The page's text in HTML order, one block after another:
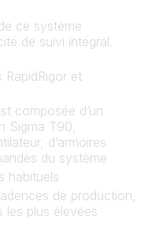
ce système
de suivi intégral.
et
composée d’un
Sigma T90,
d’armoires
du système
habituels
de production,
les plus élevées